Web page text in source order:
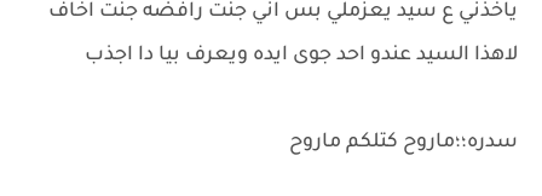
ياخذني ع سيد يعزملي بس اني جنت رافضه جنت اخاف
لاهذا السيد عندو احد جوى ايده ويعرف بيا دا اجذب
سدره؛؛ماروح كتلكم ماروح